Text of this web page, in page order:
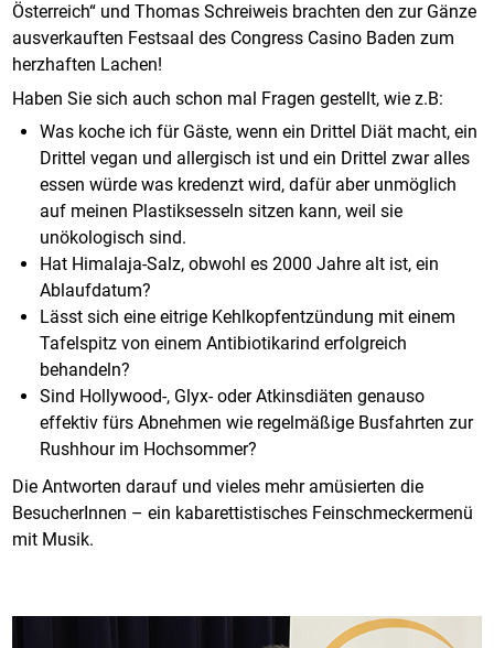
Österreich“ und Thomas Schreiweis brachten den zur Gänze
ausverkauften Festsaal des Congress Casino Baden zum
herzhaften Lachen!
Haben Sie sich auch schon mal Fragen gestellt, wie z.B:
Was koche ich für Gäste, wenn ein Drittel Diät macht, ein
Drittel vegan und allergisch ist und ein Drittel zwar alles
essen würde was kredenzt wird, dafür aber unmöglich
auf meinen Plastiksesseln sitzen kann, weil sie
unökologisch sind.
Hat Himalaja-Salz, obwohl es 2000 Jahre alt ist, ein
Ablaufdatum?
Lässt sich eine eitrige Kehlkopfentzündung mit einem
Tafelspitz von einem Antibiotikarind erfolgreich
behandeln?
Sind Hollywood-, Glyx- oder Atkinsdiäten genauso
effektiv fürs Abnehmen wie regelmäßige Busfahrten zur
Rushhour im Hochsommer?
Die Antworten darauf und vieles mehr amüsierten die
BesucherInnen – ein kabarettistisches Feinschmeckermenü
mit Musik.